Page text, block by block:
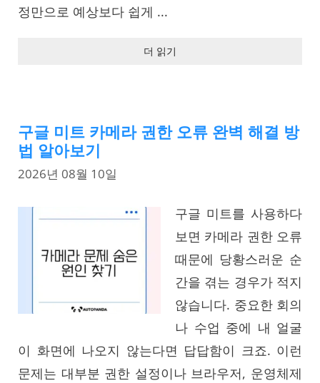
정만으로 예상보다 쉽게 ...
더 읽기
구글 미트 카메라 권한 오류 완벽 해결 방
법 알아보기
2026년 08월 10일
구글 미트를 사용하다
보면 카메라 권한 오류
때문에 당황스러운 순
간을 겪는 경우가 적지
않습니다. 중요한 회의
나 수업 중에 내 얼굴
이 화면에 나오지 않는다면 답답함이 크죠. 이런
문제는 대부분 권한 설정이나 브라우저, 운영체제